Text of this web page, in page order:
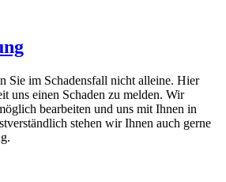
Sie im Schadensfall nicht alleine. Hier
uns einen Schaden zu melden. Wir
bearbeiten und uns mit Ihnen in
stehen wir Ihnen auch gerne